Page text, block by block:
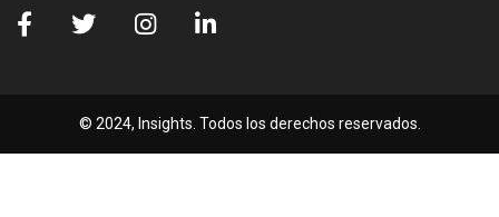
© 2024, Insights. Todos los derechos reservados.